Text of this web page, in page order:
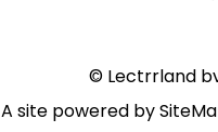
© Lectrrland
A site powered by